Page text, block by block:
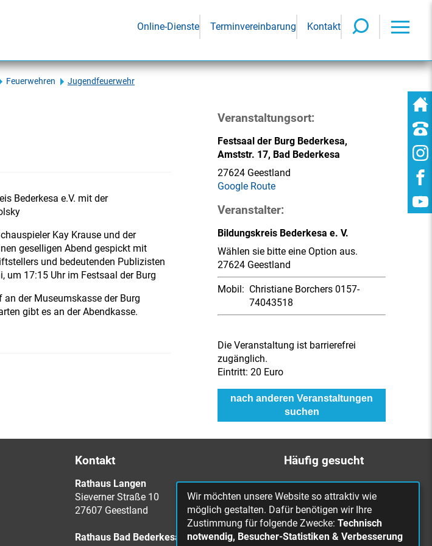
Online-Dienste Terminvereinbarung Kontakt
Feuerwehren Jugendfeuerwehr
Bederkesa e.V. mit der
Kay Krause und der
geselligen Abend gespickt mit
und bedeutenden Publizisten
um 17:15 Uhr im Festsaal der Burg
der Museumskasse der Burg
gibt es an der Abendkasse.
Veranstaltungsort:
Festsaal der Burg Bederkesa,
Amststr. 17, Bad Bederkesa
27624 Geestland
Google Route
Veranstalter:
Bildungskreis Bederkesa e. V.
Wählen sie bitte eine Option aus.
27624 Geestland
Mobil: Christiane Borchers 0157-
74043518
Die Veranstaltung ist barrierefrei
zugänglich.
Eintritt: 20 Euro
nach anderen Veranstaltungen
suchen
Kontakt
Rathaus Langen
Sieverner Straße 10
27607 Geestland
Rathaus Bad Bederkesa
Häufig gesucht
Bürgerbüro
Online Rathaus
Was erledige ich wo?
Wir möchten unsere Website so attraktiv wie
möglich gestalten. Dafür benötigen wir Ihre
Zustimmung für folgende Zwecke: Technisch
notwendig, Besucher-Statistiken & Verbesserung